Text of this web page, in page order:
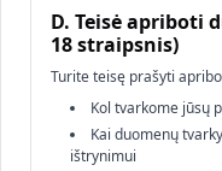
D. Teisė apriboti
18 straipsnis)
Turite teisę prašyti
Kol tvarkome jūsų
Kai duomenų
ištrynimui